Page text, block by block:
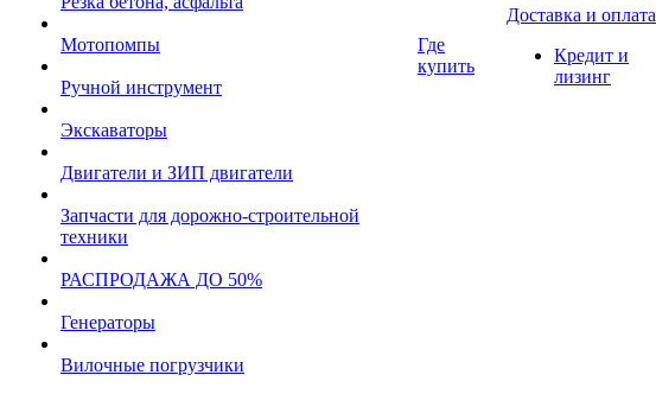
Мотопомпы
Ручной инструмент
Экскаваторы
Двигатели и ЗИП двигатели
Запчасти для дорожно-строительной
техники
РАСПРОДАЖА ДО 50%
Генераторы
Вилочные погрузчики
Где
купить
Доставка и оплата
Кредит и
лизинг